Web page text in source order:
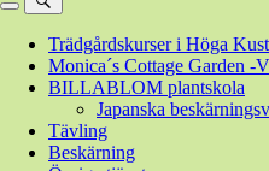
MenySök
Trädgårdskurser i Höga
Monica´s Cottage Garden -
BILLABLOM plantskola
Japanska
Tävling
Beskärning